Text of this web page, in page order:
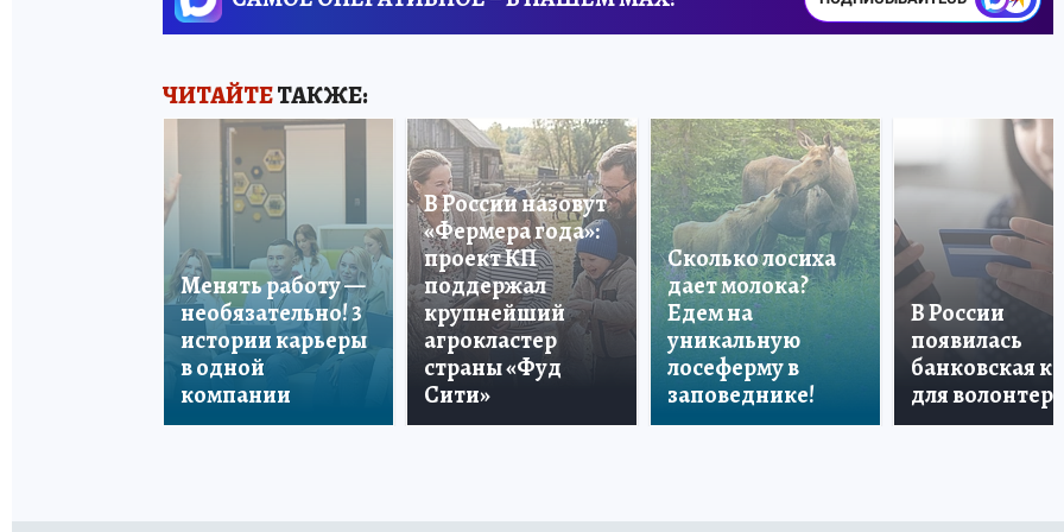
ЧИТАЙТЕТАКЖЕ:
Менять работу —
необязательно! 3
истории карьеры
в одной
компании
В России назовут
«Фермера года»:
проект КП
поддержал
крупнейший
агрокластер
страны «Фуд
Сити»
Сколько лосиха
дает молока?
Едем на
уникальную
лосеферму в
заповеднике!
В России
появилась
банковская
для волонтеров